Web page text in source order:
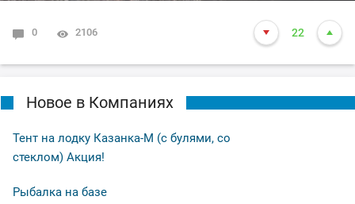
0 2106 22
Новое в Компаниях
Тент на лодку Казанка-М (с булями, со
стеклом) Акция!
Рыбалка на базе